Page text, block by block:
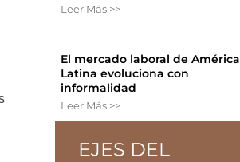
Leer Más >>
El mercado laboral de América
Latina evoluciona con
informalidad
Leer Más >>